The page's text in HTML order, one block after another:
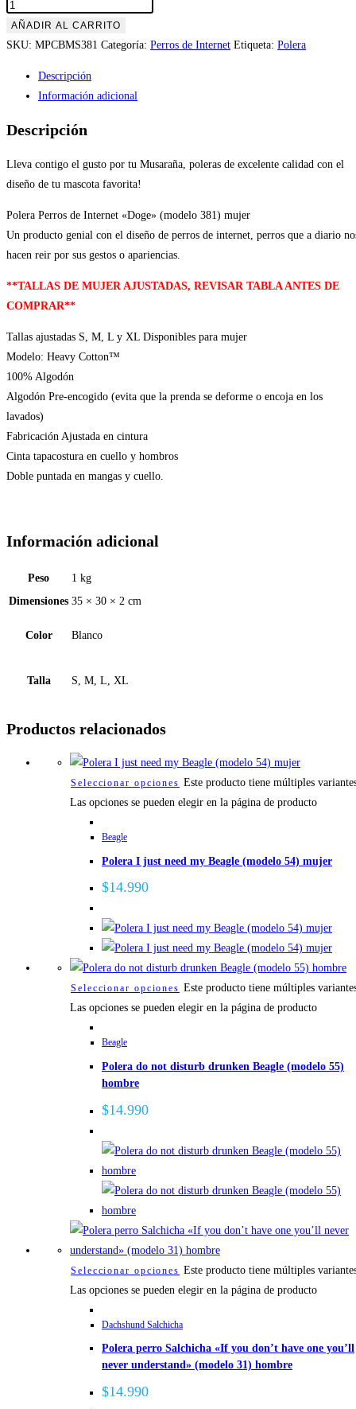
AÑADIR AL CARRITO
SKU: MPCBMS381 Categoría: Perros de Internet Etiqueta: Polera
Descripción
Información adicional
Descripción
Lleva contigo el gusto por tu Musaraña, poleras de excelente calidad con el
diseño de tu mascota favorita!
Polera Perros de Internet «Doge» (modelo 381) mujer
Un producto genial con el diseño de perros de internet, perros que a diario
hacen reir por sus gestos o apariencias.
**TALLAS DE MUJER AJUSTADAS, REVISAR TABLA ANTES DE
COMPRAR**
Tallas ajustadas S, M, L y XL Disponibles para mujer
Modelo: Heavy Cotton™
100% Algodón
Algodón Pre-encogido (evita que la prenda se deforme o encoja en los
lavados)
Fabricación Ajustada en cintura
Cinta tapacostura en cuello y hombros
Doble puntada en mangas y cuello.
Información adicional
Peso
1 kg
Dimensiones 35 × 30 × 2 cm
Color Blanco
Talla S, M, L, XL
Productos relacionados
Seleccionar opciones Este producto tiene múltiples
Las opciones se pueden elegir en la página de producto
Beagle
Polera I just need my Beagle (modelo 54) mujer
$14.990
Seleccionar opciones Este producto tiene múltiples
Las opciones se pueden elegir en la página de producto
Beagle
Polera do not disturb drunken Beagle (modelo 55)
hombre
$14.990
Seleccionar opciones Este producto tiene múltiples
Las opciones se pueden elegir en la página de producto
Dachshund Salchicha
Polera perro Salchicha «If you don’t have one you’ll
never understand» (modelo 31) hombre
$14.990